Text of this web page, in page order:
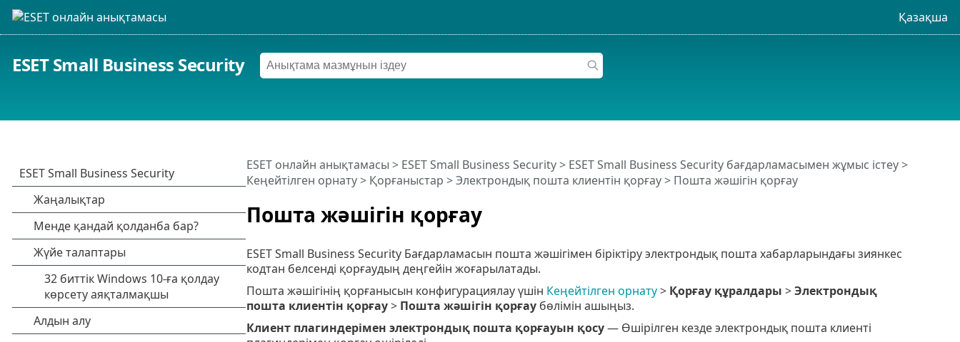
Қазақша
ESET Small Business Security
Пошта жәшігін қорғау
ESET онлайн анықтамасы > ESET Small Business Security> ESET Small Business Security бағдарламасымен жұмыс істеу>
Кеңейтілген орнату> Қорғаныстар >Электрондық пошта клиентін қорғау> Пошта жәшігін қорғау
ESET Small Business Security Бағдарламасын пошта жәшігімен біріктіру электрондық пошта хабарларындағы зиянкес
кодтан белсенді қорғаудың деңгейін жоғарылатады.
Пошта жәшігінің қорғанысын конфигурациялау үшін Кеңейтілген орнату> Қорғау құралдары >Электрондық
пошта клиентін қорғау> Пошта жәшігін қорғаубөлімін ашыңыз.
Клиент плагиндерімен электрондық пошта қорғауын қосу— Өшірілген кезде электрондық пошта клиенті